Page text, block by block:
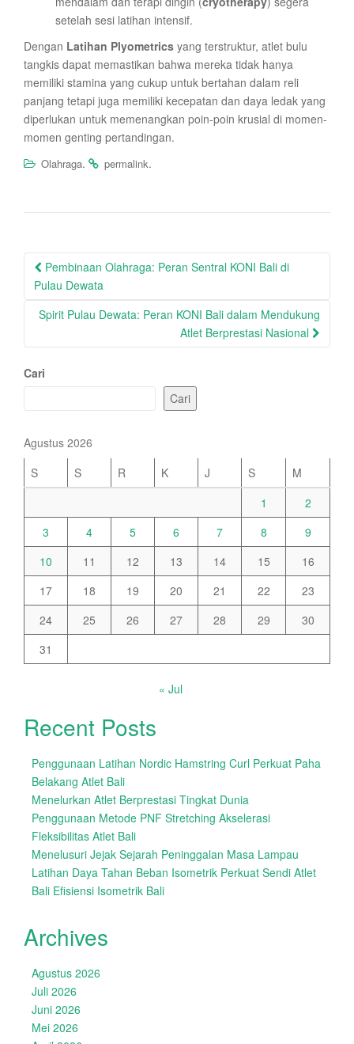
setelah sesi latihan intensif.
Dengan Latihan Plyometrics yang terstruktur, atlet bulu
tangkis dapat memastikan bahwa mereka tidak hanya
memiliki stamina yang cukup untuk bertahan dalam reli
panjang tetapi juga memiliki kecepatan dan daya ledak yang
diperlukan untuk memenangkan poin-poin krusial di momen-
momen genting pertandingan.
Olahraga. permalink.
Post
navigation
Pembinaan Olahraga: Peran Sentral KONI Bali di
Pulau Dewata
Spirit Pulau Dewata: Peran KONI Bali dalam Mendukung
Atlet Berprestasi Nasional
Cari
Cari
Agustus 2026
S
S R K J S
M
1
2
3
4 5 6 7 8
9
10
11 12 13 14 15
16
17
18 19 20 21 22
23
24
25 26 27 28 29
30
31
« Jul
Recent Posts
Penggunaan Latihan Nordic Hamstring Curl Perkuat Paha
Belakang Atlet Bali
Menelurkan Atlet Berprestasi Tingkat Dunia
Penggunaan Metode PNF Stretching Akselerasi
Fleksibilitas Atlet Bali
Menelusuri Jejak Sejarah Peninggalan Masa Lampau
Latihan Daya Tahan Beban Isometrik Perkuat Sendi Atlet
Bali Efisiensi Isometrik Bali
Archives
Agustus 2026
Juli 2026
Juni 2026
Mei 2026